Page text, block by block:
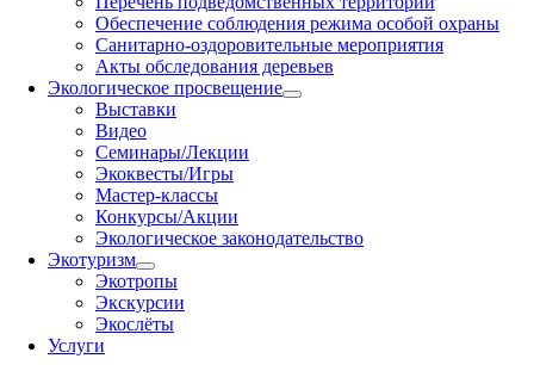
Обеспечение соблюдения режима особой охраны
Санитарно-оздоровительные мероприятия
Акты обследования деревьев
Экологическое просвещение
Выставки
Видео
Семинары/Лекции
Экоквесты/Игры
Мастер-классы
Конкурсы/Акции
Экологическое законодательство
Экотуризм
Экотропы
Экскурсии
Экослёты
Услуги